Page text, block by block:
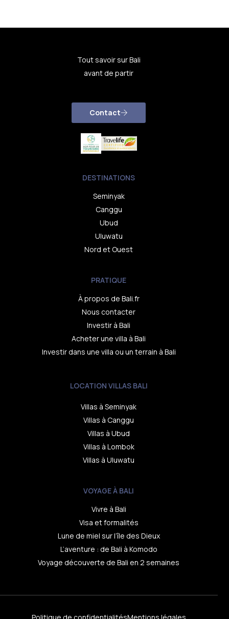
Tout savoir sur Bali
avant de partir
Contact
DESTINATIONS
Seminyak
Canggu
Ubud
Uluwatu
Nord et Ouest
PRATIQUE
À propos de Bali.fr
Nous contacter
Investir à Bali
Acheter une villa à Bali
Investir dans une villa ou un terrain à Bali
LOCATION VILLAS BALI
Villas à Seminyak
Villas à Canggu
Villas à Ubud
Villas à Lombok
Villas à Uluwatu
VOYAGE À BALI
Vivre à Bali
Visa et formalités
Lune de miel sur l’île des Dieux
L’aventure : de Bali à Komodo
Voyage découverte de Bali en 2 semaines